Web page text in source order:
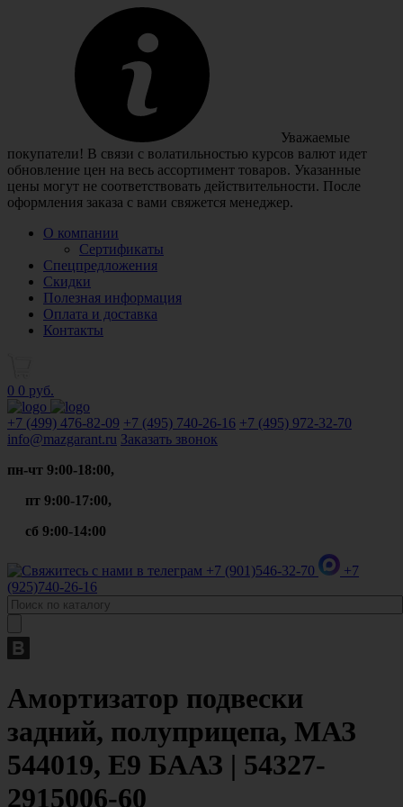
Уважаемые
покупатели! В связи с волатильностью курсов валют идет
обновление цен на весь ассортимент товаров. Указанные
цены могут не соответствовать действительности. После
оформления заказа с вами свяжется менеджер.
О компании
Сертификаты
Спецпредложения
Скидки
Полезная информация
Оплата и доставка
Контакты
0 0 руб.
+7 (499) 476-82-09 +7 (495) 740-26-16 +7 (495) 972-32-70
info@mazgarant.ru Заказать звонок
пн-чт 9:00-18:00,
пт 9:00-17:00,
сб 9:00-14:00
+7 (901)546-32-70
+7
(925)740-26-16
Амортизатор подвески
задний, полуприцепа, МАЗ
544019, Е9 БААЗ | 54327-
2915006-60